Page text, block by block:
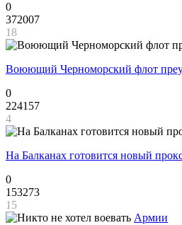
0
372007
18
Воюющий Черноморский флот
0
224157
4
На Балканах готовится новый
0
153273
15
Армии